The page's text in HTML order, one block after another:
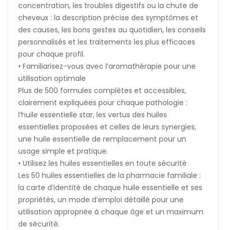
concentration, les troubles digestifs ou la chute de
cheveux : la description précise des symptômes et
des causes, les bons gestes au quotidien, les conseils
personnalisés et les traitements les plus efficaces
pour chaque profil.
• Familiarisez-vous avec l’aromathérapie pour une
utilisation optimale
Plus de 500 formules complètes et accessibles,
clairement expliquées pour chaque pathologie :
l’huile essentielle star, les vertus des huiles
essentielles proposées et celles de leurs synergies,
une huile essentielle de remplacement pour un
usage simple et pratique.
• Utilisez les huiles essentielles en toute sécurité
Les 50 huiles essentielles de la pharmacie familiale :
la carte d’identité de chaque huile essentielle et ses
propriétés, un mode d’emploi détaillé pour une
utilisation appropriée à chaque âge et un maximum
de sécurité.